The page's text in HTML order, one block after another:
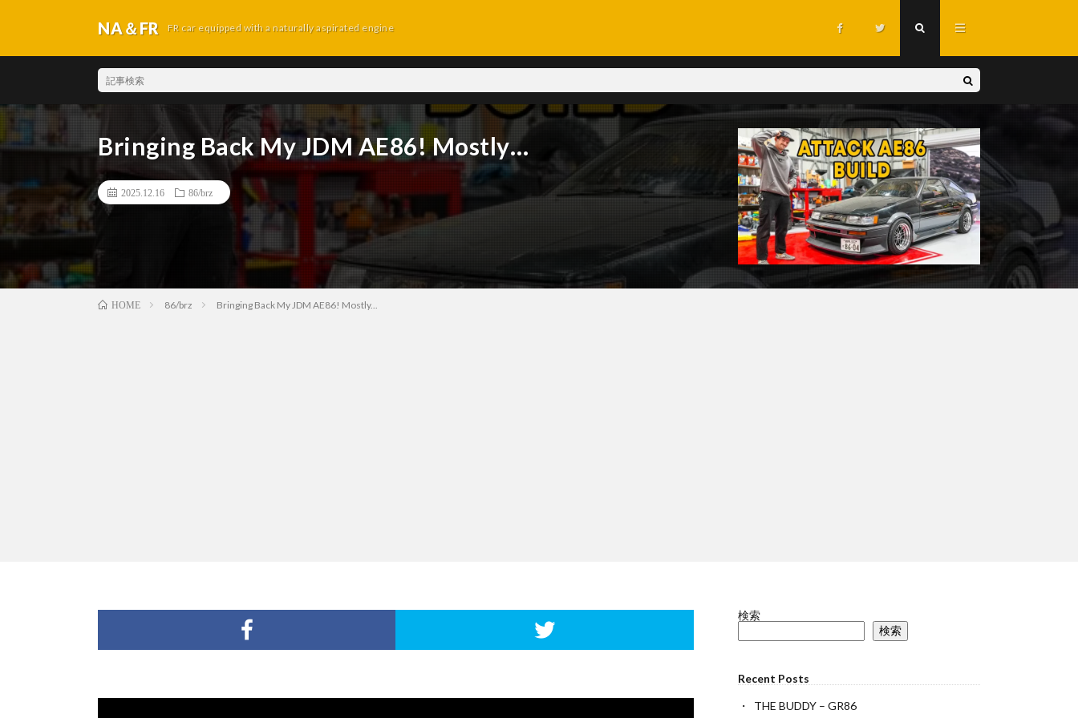
NA＆FR FR car equipped with a naturally aspirated engine
Bringing Back My JDM AE86! Mostly…
2025.12.16 86/brz
HOME 86/brz Bringing Back My JDM AE86! Mostly...
検索
検索
Recent Posts
THE BUDDY – GR86